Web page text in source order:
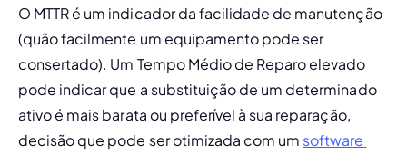
O MTTR é um indicador da facilidade de manutenção
(quão facilmente um equipamento pode ser
consertado). Um Tempo Médio de Reparo elevado
pode indicar que a substituição de um determinado
ativo é mais barata ou preferível à sua reparação,
decisão que pode ser otimizada com um software